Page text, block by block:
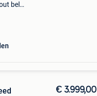
bel
€ 3.999,00